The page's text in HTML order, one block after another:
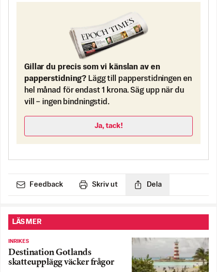
Gillar du precis som vi känslan av en
papperstidning? Lägg till papperstidningen en
hel månad för endast 1 krona. Säg upp när du
vill – ingen bindningstid.
Ja, tack!
Feedback Skriv ut Dela
LÄS MER
INRIKES
Destination Gotlands
skatteupplägg väcker frågor